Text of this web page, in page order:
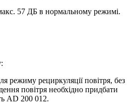
57 ДБ в нормальному режимі.
режиму рециркуляції повітря, без
повітря необхідно придбати
AD 200 012.